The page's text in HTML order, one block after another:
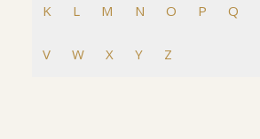
K L M N O P Q
V W X Y Z